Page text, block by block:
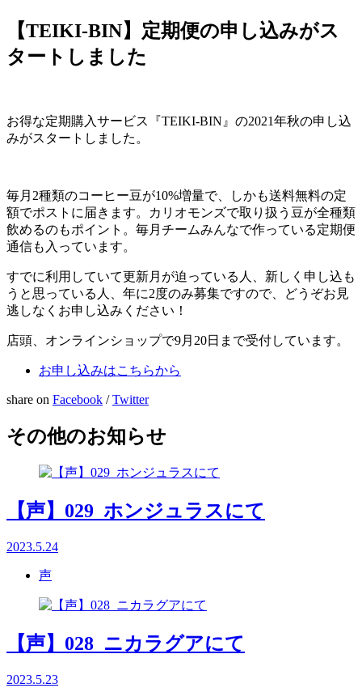
【TEIKI-BIN】定期便の申し込みがス
タートしました
お得な定期購入サービス『TEIKI-BIN 』の2021年秋の申し込
みがスタートしました。
毎月 2種類のコーヒー豆が10%増量で、しかも送料無料の定
額でポストに届きます。カリオモンズで取り扱う豆が全種類
飲めるのもポイント。毎月チームみんなで作っている定期便
通信も入っています。
すでに利用していて更新月が迫っている人、新しく申し込も
うと思っている人、年に2度のみ募集ですので、どうぞお見
逃しなくお申し込みください！
店頭、オンラインショップで9月20日まで受付しています。
お申し込みはこちらから
share on Facebook /Twitter
その他のお知らせ
【声】029_ホンジュラスにて
2023.5.24
声
【声】028_ニカラグアにて
2023.5.23